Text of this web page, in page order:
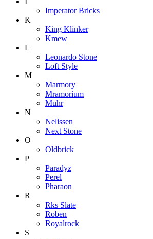
Imperator Bricks
K
King Klinker
Kmew
L
Leonardo Stone
Loft Style
M
Marmory
Mramorium
Muhr
N
Nelissen
Next Stone
O
Oldbrick
P
Paradyz
Perel
Pharaon
R
Rks Slate
Roben
Royalrock
S